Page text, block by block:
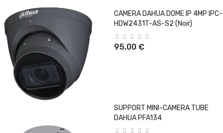
CAMERA DAHUA DOME IP 4MP IPC-
HDW2431T-AS-S2 (Noir)
95,00 €
SUPPORT MINI-CAMERA TUBE
DAHUA PFA134